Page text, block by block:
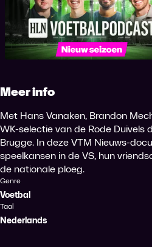
HLN Voetbalpodcast
Meer info
Met Hans Vanaken, Brandon
WK-selectie van de Rode Duivels
Brugge. In deze VTM Nieuws-
speelkansen in de VS, hun
de nationale ploeg.
Genre
Voetbal
Taal
Nederlands